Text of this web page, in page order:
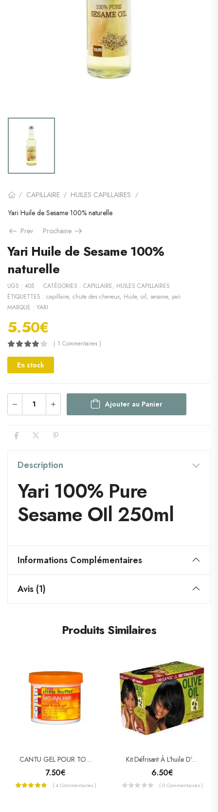
/ CAPILLAIRE / HUILES CAPILLAIRES /
Yari Huile de Sesame 100% naturelle
Prev
Prochaine
Yari Huile de Sesame 100%
naturelle
UGS : 405 CATÉGORIES : CAPILLAIRE, HUILES CAPILLAIRES
ÉTIQUETTES : capillaire, chute des cheveux, Huile, oil, sesame, yari
MARQUE : YARI
5.50€
( 1 Commentaires )
En stock
Ajouter au Panier
Description
Yari 100% Pure
Sesame OIl 250ml
Informations Complémentaires
Avis (1)
Produits Similaires
CANTU GEL POUR TORSADES ET LOCKS KARITE (TWIST & LOCK)
7.50€
( 4 Commentaires )
Kit Défrisant À L’huile D’olive, ORGANIC ROOT STIMULATOR
6.50€
( 0 Commentaires )